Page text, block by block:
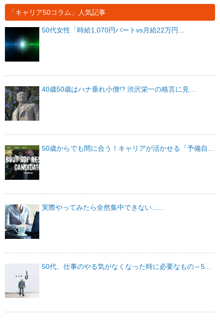
「キャリア50コラム」人気記事
50代女性「時給1,070円パートvs月給22万円...
40歳50歳はハナ垂れ小僧!? 渋沢栄一の格言に見...
50歳からでも間に合う！キャリアが活かせる「予備自...
実際やってみたら全然集中できない…...
50代、仕事のやる気がなくなった時に必要なもの～5...